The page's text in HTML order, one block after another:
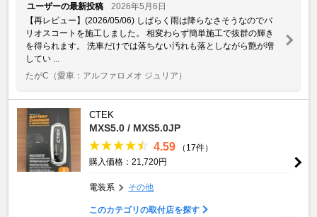
ユーザーの最新投稿
2026年5月6日
【再レビュー】(2026/05/06) しばらく雨は降らなさそうなのでバ
リオスコートを施工しました。 相変わらず簡単施工で抜群の輝き
を得られます。 洗車だけでは落ちない汚れも落としながら艶が増
してい ...
たがC （愛車：アルファロメオ ジュリア）
CTEK
MXS5.0 / MXS5.0JP
4.59
（17件）
購入価格：21,720円
電装系 その他
このカテゴリの取付店を探す